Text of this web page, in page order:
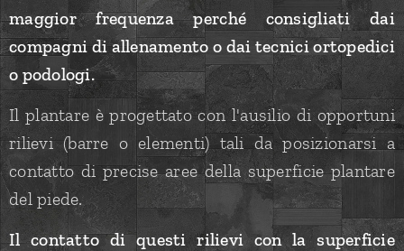
maggior frequenza perché consigliati dai
compagni di allenamento o dai tecnici ortopedici
o podologi.
Il plantare è progettato con l'ausilio di opportuni
rilievi (barre o elementi) tali da posizionarsi a
contatto di precise aree della superficie plantare
del piede.
Il contatto di questi rilievi con la superficie